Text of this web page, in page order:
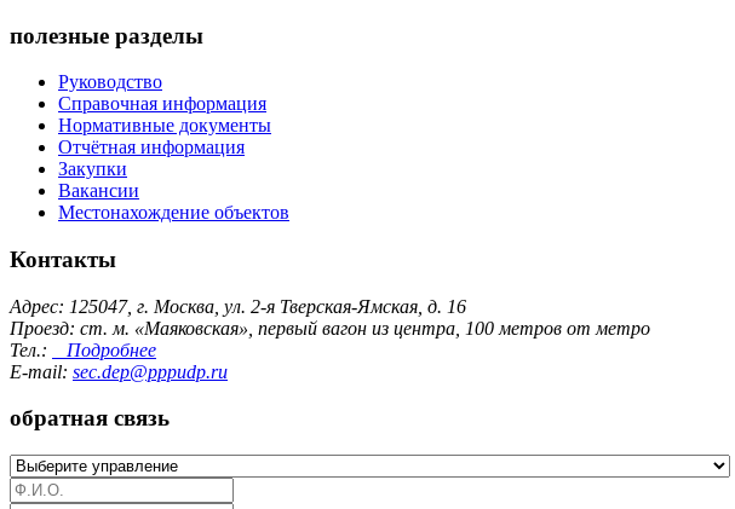
полезные разделы
Руководство
Справочная информация
Нормативные документы
Отчётная информация
Закупки
Вакансии
Местонахождение объектов
Контакты
Адрес: 125047, г. Москва, ул. 2-я Тверская-Ямская, д. 16
Проезд: ст. м. «Маяковская», первый вагон из центра, 100 метров от метро
Тел.:
Подробнее
E-mail: sec.dep@pppudp.ru
обратная связь